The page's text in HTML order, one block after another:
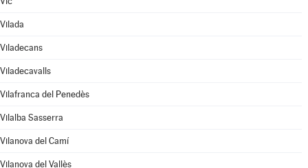
Vilada
Viladecans
Viladecavalls
Vilafranca del Penedès
Vilalba Sasserra
Vilanova del Camí
Vilanova del Vallès